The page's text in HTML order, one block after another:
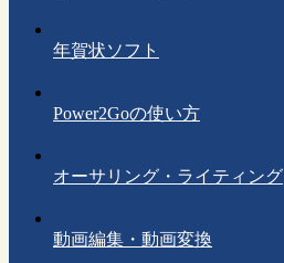
年賀状ソフト
Power2Goの使い方
オーサリング・ライティング
動画編集・動画変換